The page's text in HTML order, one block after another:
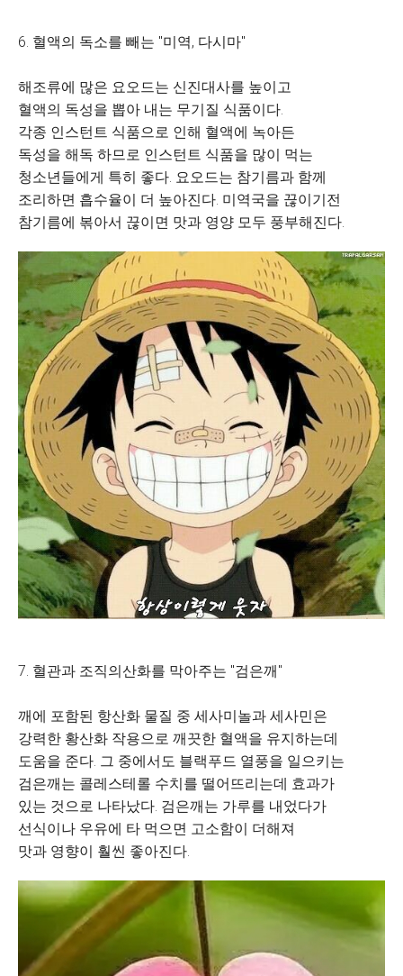
6. 혈액의 독소를 빼는 "미역, 다시마"
해조류에 많은 요오드는 신진대사를 높이고
혈액의 독성을 뽑아 내는 무기질 식품이다.
각종 인스턴트 식품으로 인해 혈액에 녹아든
독성을 해독 하므로 인스턴트 식품을 많이 먹는
청소년들에게 특히 좋다. 요오드는 참기름과 함께
조리하면 흡수율이 더 높아진다. 미역국을 끊이기전
참기름에 볶아서 끊이면 맛과 영양 모두 풍부해진다.
7. 혈관과 조직의산화를 막아주는 "검은깨"
깨에 포함된 항산화 물질 중 세사미놀과 세사민은
강력한 황산화 작용으로 깨끗한 혈액을 유지하는데
도움을 준다. 그 중에서도 블랙푸드 열풍을 일으키는
검은깨는 콜레스테롤 수치를 떨어뜨리는데 효과가
있는 것으로 나타났다. 검은깨는 가루를 내었다가
선식이나 우유에 타 먹으면 고소함이 더해져
맛과 영향이 훨씬 좋아진다.